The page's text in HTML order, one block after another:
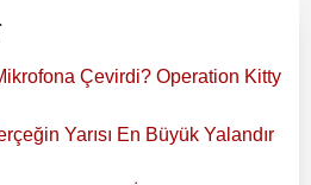
Çevirdi? Operation Kitty
Yarısı En Büyük Yalandır